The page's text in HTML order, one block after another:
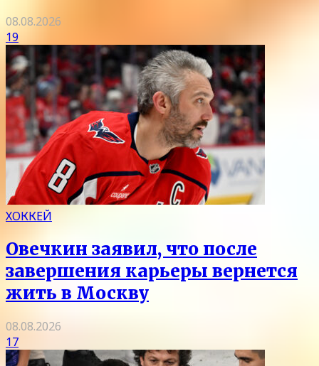
08.08.2026
19
ХОККЕЙ
Овечкин заявил, что после
завершения карьеры вернется
жить в Москву
08.08.2026
17